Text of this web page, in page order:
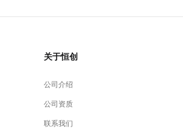
关于恒创
公司介绍
公司资质
联系我们